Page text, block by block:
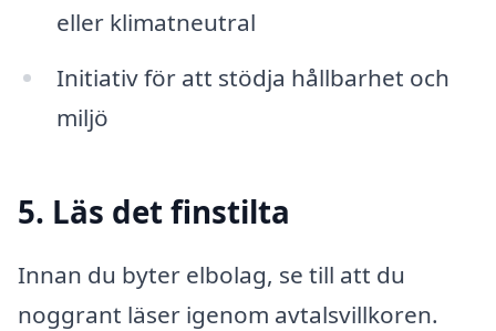
eller klimatneutral
Initiativ för att stödja hållbarhet och
miljö
5. Läs det finstilta
Innan du byter elbolag, se till att du
noggrant läser igenom avtalsvillkoren.